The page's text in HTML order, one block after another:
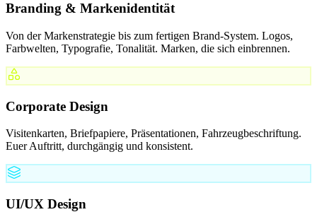
Branding & Markenidentität
Von der Markenstrategie bis zum fertigen Brand-System. Logos,
Farbwelten, Typografie, Tonalität. Marken, die sich einbrennen.
Corporate Design
Visitenkarten, Briefpapiere, Präsentationen, Fahrzeugbeschriftung.
Euer Auftritt, durchgängig und konsistent.
UI/UX Design